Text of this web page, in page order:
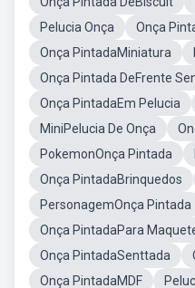
Pelucia Onça
Onça
Onça PintadaMiniatura
Onça Pintada DeFrente
Onça PintadaEm Pelucia
MiniPelucia De Onça
PokemonOnça Pintada
Onça PintadaBrinquedos
PersonagemOnça Pintada
Onça PintadaPara
Onça PintadaSenttada
Onça PintadaMDF